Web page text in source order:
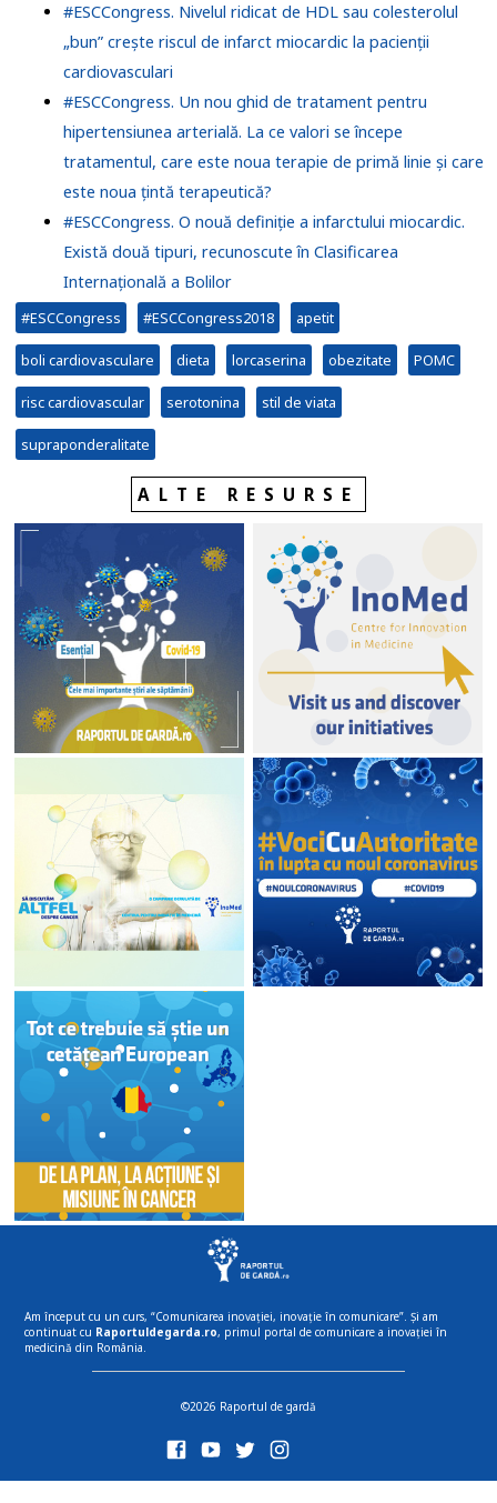
#ESCCongress. Nivelul ridicat de HDL sau colesterolul
„bun” crește riscul de infarct miocardic la pacienții
cardiovasculari
#ESCCongress. Un nou ghid de tratament pentru
hipertensiunea arterială. La ce valori se începe
tratamentul, care este noua terapie de primă linie și care
este noua țintă terapeutică?
#ESCCongress. O nouă definiție a infarctului miocardic.
Există două tipuri, recunoscute în Clasificarea
Internațională a Bolilor
#ESCCongress #ESCCongress2018 apetit
boli cardiovasculare dieta lorcaserina obezitate POMC
risc cardiovascular serotonina stil de viata
supraponderalitate
ALTE RESURSE
Am început cu un curs, “Comunicarea inovației, inovație în comunicare”. Și am
continuat cu Raportuldegarda.ro, primul portal de comunicare a inovației în
medicină din România.
©2026 Raportul de gardă